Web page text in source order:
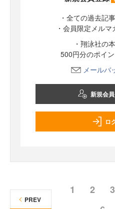
・全ての過去記
・会員限定メル
・翔泳社の
500円分のポイ
メールバ
新規会
ロ
1 2 3
PREV